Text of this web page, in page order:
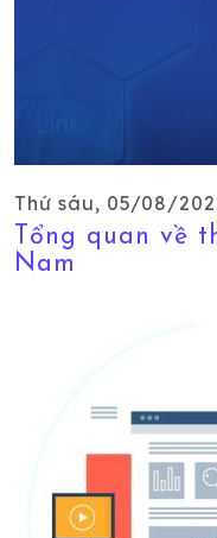
Thứ sáu, 05/08/
Tổng quan về
Nam